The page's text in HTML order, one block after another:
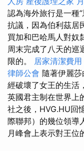
認為海外旅行是一種
抗議，因為伯利茲居
買加和巴哈馬人對奴
周末完成了八天的巡
限的。 居家清潔費用
律師公會 隨著伊麗
經破壞了女王的生活
英國君主制在世界上
社之後，HVG.HU回
際聯邦）的幾位領導
月峰會上表示對王位